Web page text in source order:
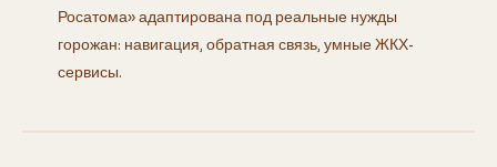
Росатома» адаптирована под реальные нужды
горожан: навигация, обратная связь, умные ЖКХ-
сервисы.